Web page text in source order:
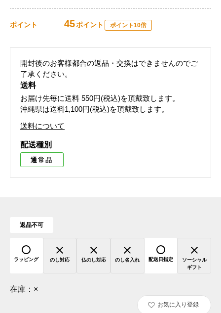
ポイント 45ポイント ポイント10倍
開封後のお客様都合の返品・交換はできませんのでご
了承ください。
送料
お届け先毎に送料 550円(税込)を頂戴致します。
沖縄県は送料1,100円(税込)を頂戴致します。
送料について
配送種別
通常品
返品不可
ラッピング のし対応 仏のし対応 のし名入れ 配送日指定
ソーシャル
ギフト
在庫： ×
お気に入り登録